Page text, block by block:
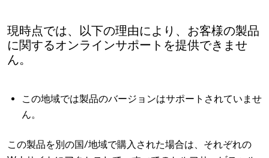
現時点では、以下の理由により、お客様の製品
に関するオンラインサポートを提供できませ
ん。
この地域では製品のバージョンはサポートされていませ
ん。
この製品を別の国/地域で購入された場合は、それぞれの